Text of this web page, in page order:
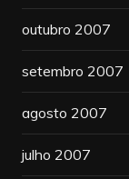
outubro 2007
setembro 2007
agosto 2007
julho 2007